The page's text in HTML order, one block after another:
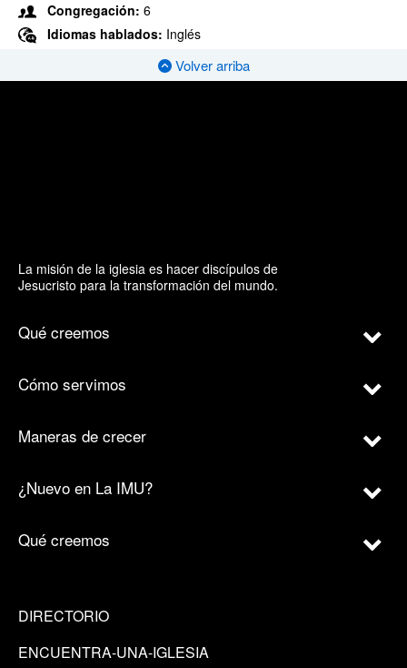
Congregación: 6
Idiomas hablados: Inglés
Volver arriba
La misión de la iglesia es hacer discípulos de
Jesucristo para la transformación del mundo.
Qué creemos
Cómo servimos
Maneras de crecer
¿Nuevo en La IMU?
Qué creemos
DIRECTORIO
ENCUENTRA-UNA-IGLESIA